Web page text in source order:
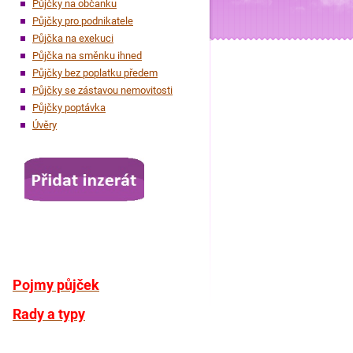
Půjčky na občanku
Půjčky pro podnikatele
Půjčka na exekuci
Půjčka na směnku ihned
Půjčky bez poplatku předem
Půjčky se zástavou nemovitosti
Půjčky poptávka
Úvěry
Pojmy půjček
Rady a typy